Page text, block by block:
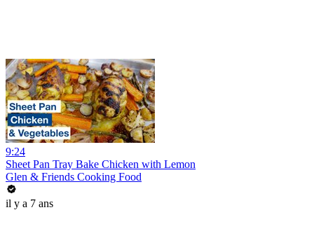
9:24
Sheet Pan Tray Bake Chicken with Lemon
Glen & Friends Cooking Food
il y a 7 ans